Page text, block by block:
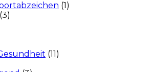
(1)
(3)
(11)